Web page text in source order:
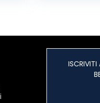
Viti per
Armadietti
ISCRIVITI